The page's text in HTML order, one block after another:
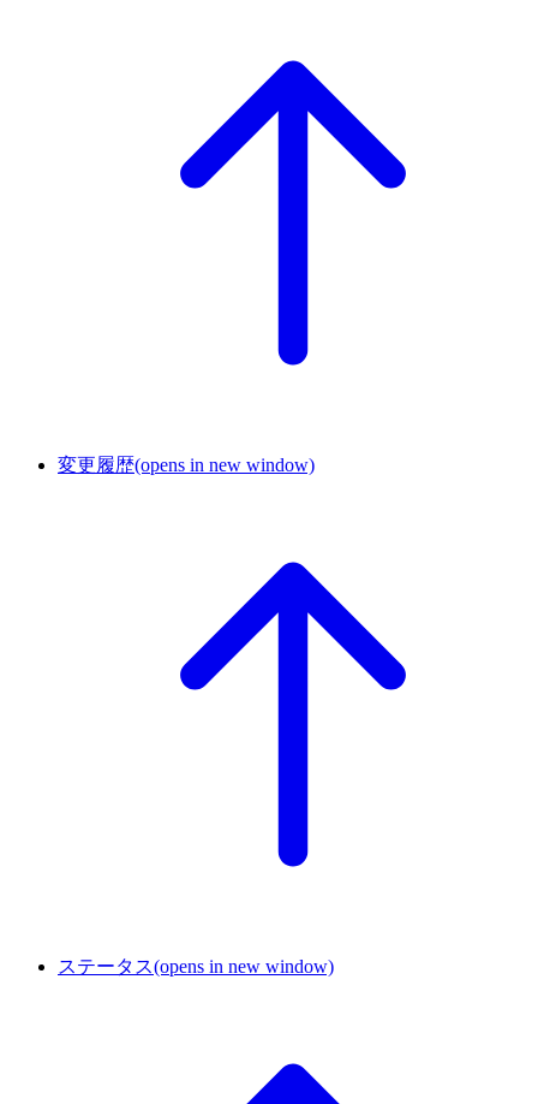
変更履歴(opens in new window)
ステータス(opens in new window)